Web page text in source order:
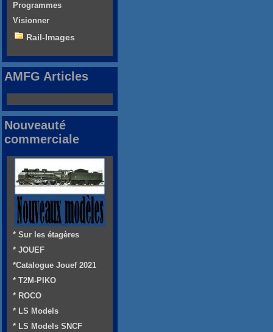
Programmes
Visionner
Rail-Images
AMFG Articles
Nouveauté
commerciale
* Sur les étagères
* JOUEF
*Catalogue Jouef 2021
* T2M-PIKO
* ROCO
* LS Models
* LS Models SNCF